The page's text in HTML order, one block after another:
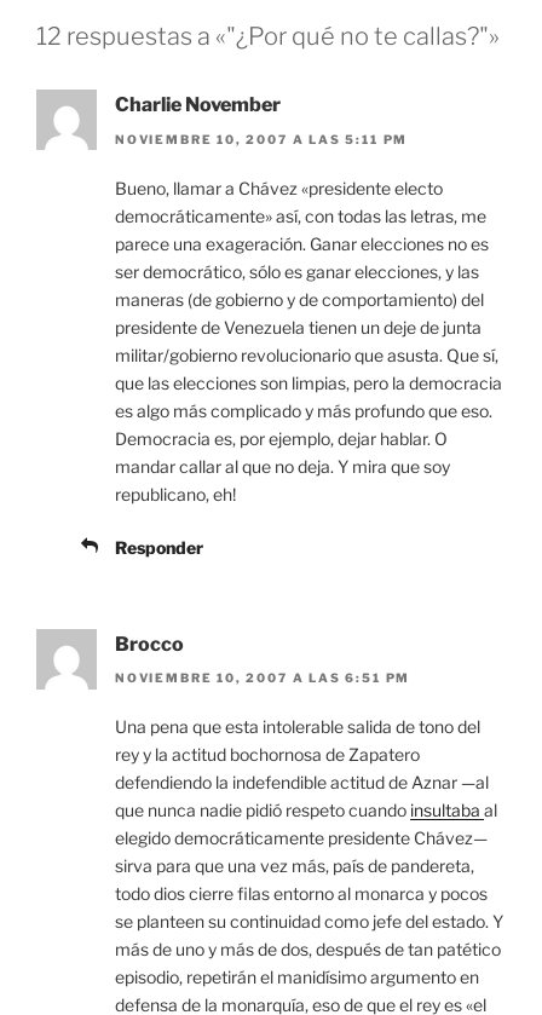
12 respuestas a «"¿Por qué no te callas?"»
Charlie November
NOVIEMBRE 10, 2007 A LAS 5:11 PM
Bueno, llamar a Chávez «presidente electo
democráticamente» así, con todas las letras, me
parece una exageración. Ganar elecciones no es
ser democrático, sólo es ganar elecciones, y las
maneras (de gobierno y de comportamiento) del
presidente de Venezuela tienen un deje de junta
militar/gobierno revolucionario que asusta. Que sí,
que las elecciones son limpias, pero la democracia
es algo más complicado y más profundo que eso.
Democracia es, por ejemplo, dejar hablar. O
mandar callar al que no deja. Y mira que soy
republicano, eh!
Responder
Brocco
NOVIEMBRE 10, 2007 A LAS 6:51 PM
Una pena que esta intolerable salida de tono del
rey y la actitud bochornosa de Zapatero
defendiendo la indefendible actitud de Aznar —al
que nunca nadie pidió respeto cuando insultaba al
elegido democráticamente presidente Chávez—
sirva para que una vez más, país de pandereta,
todo dios cierre filas entorno al monarca y pocos
se planteen su continuidad como jefe del estado. Y
más de uno y más de dos, después de tan patético
episodio, repetirán el manidísimo argumento en
defensa de la monarquía, eso de que el rey es «el